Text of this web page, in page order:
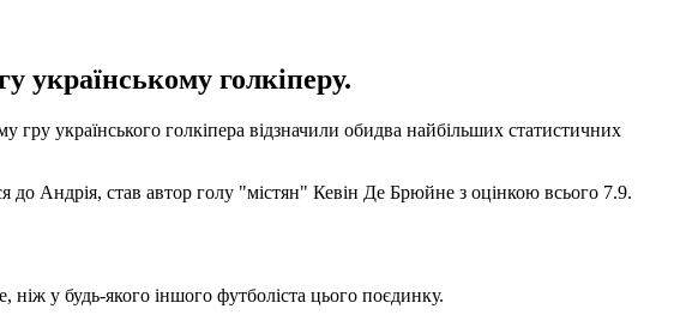
українському голкіперу.
українського голкіпера відзначили обидва найбільших статистичних
до Андрія, став автор голу "містян" Кевін Де Брюйне з оцінкою всього 7.9.
у будь-якого іншого футболіста цього поєдинку.